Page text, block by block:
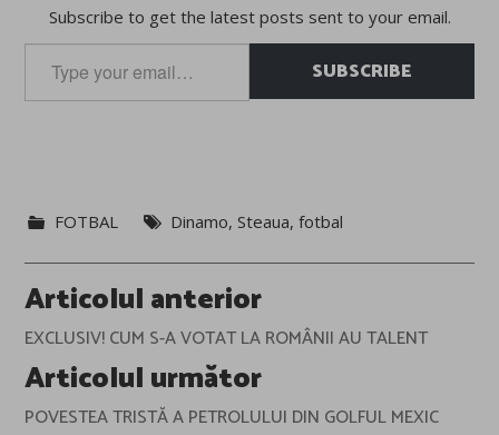
Subscribe to get the latest posts sent to your email.
your
email…
SUBSCRIBE
FOTBAL Dinamo,Steaua,fotbal
Post
navigation
Articolul anterior
EXCLUSIV! CUM S-A VOTAT LA ROMÂNII AU TALENT
Articolul următor
POVESTEA TRISTĂ A PETROLULUI DIN GOLFUL MEXIC